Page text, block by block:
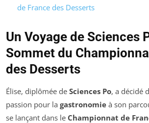
de France des Desserts
Un Voyage de Sciences
Sommet du
des Desserts
Élise, diplômée de Sciences Po, a décidé
passion pour la gastronomie à son
se lançant dans le Championnat de